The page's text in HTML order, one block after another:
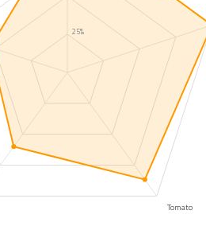
25%
Tomato